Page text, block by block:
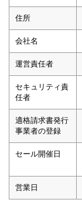
住所
会社名
運営責任者
セキュリティ責
任者
適格請求書発行
事業者の登録
セール開催日
営業日